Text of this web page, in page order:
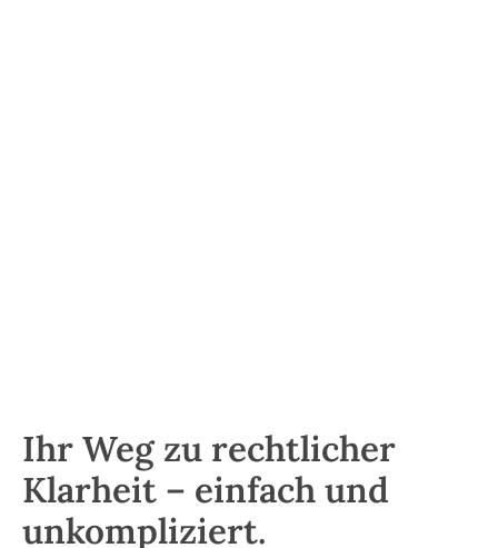
Ihr Weg zu rechtlicher
Klarheit – einfach und
unkompliziert.